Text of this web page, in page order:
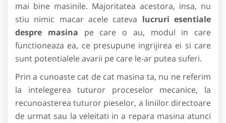
mai bine masinile. Majoritatea acestora, insa, nu
stiu nimic macar acele cateva lucruri esentiale
despre masina pe care o au, modul in care
functioneaza ea, ce presupune ingrijirea ei si care
sunt potentialele avarii pe care le-ar putea suferi.
Prin a cunoaste cat de cat masina ta, nu ne referim
la intelegerea tuturor proceselor mecanice, la
recunoasterea tuturor pieselor, a liniilor directoare
de urmat sau la veleitati in a repara masina atunci